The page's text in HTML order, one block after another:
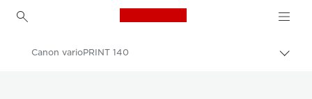
Canon Logo, back to
Canon varioPRINT 140